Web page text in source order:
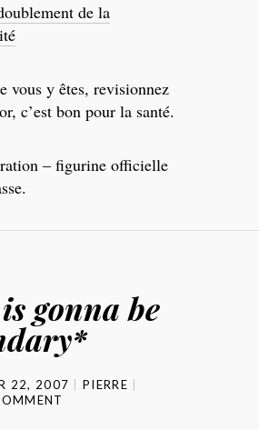
de la
vous y êtes, revisionnez
c’est bon pour la santé.
– figurine officielle
gonna be
22, 2007
PIERRE